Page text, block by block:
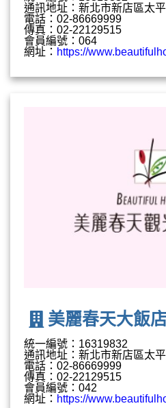
通訊地址：新北市新店區太
電話：02-86669999
傳真：02-22129515
會員編號：064
網址： https://
美麗春天大飯
統一編號：16319832
通訊地址：新北市新店區太
電話：02-86669999
傳真：02-22129515
會員編號：042
網址： https://